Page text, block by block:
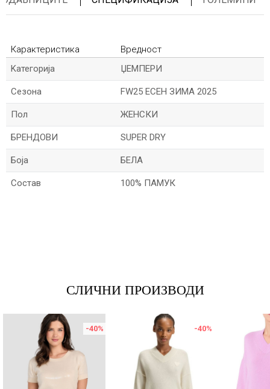
Карактеристика
Вредност
Kатегорија
ЏЕМПЕРИ
Сезона FW25 ЕСЕН ЗИМА 2025
Пол ЖЕНСКИ
БРЕНДОВИ SUPER DRY
Боја БЕЛА
Состав 100% ПАМУК
СЛИЧНИ ПРОИЗВОДИ
-40% -40%